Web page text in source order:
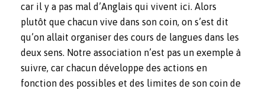
car il y a pas mal d’Anglais qui vivent ici. Alors
plutôt que chacun vive dans son coin, on s’est dit
qu’on allait organiser des cours de langues dans les
deux sens. Notre association n’est pas un exemple à
suivre, car chacun développe des actions en
fonction des possibles et des limites de son coin de